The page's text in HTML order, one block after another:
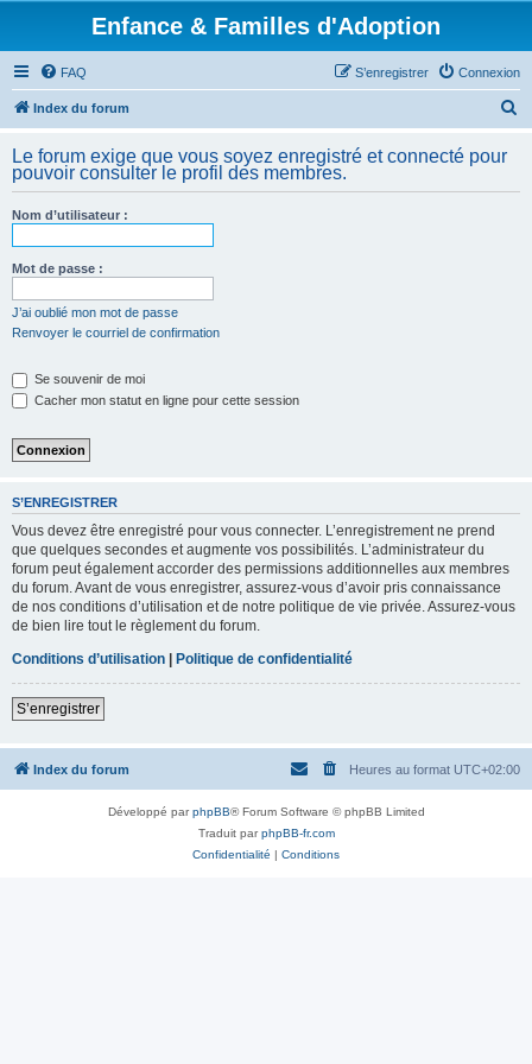
Enfance & Familles d'Adoption
FAQ Connexion
S’enregistrer
Index du forum
h
Le forum exige que vous soyez enregistré et connecté pour
pouvoir consulter le profil des membres.
Nom d’utilisateur :
Mot de passe :
J’ai oublié mon mot de passe
Renvoyer le courriel de confirmation
Se souvenir de moi
Cacher mon statut en ligne pour cette session
S’ENREGISTRER
Vous devez être enregistré pour vous connecter. L’enregistrement ne prend
que quelques secondes et augmente vos possibilités. L’administrateur du
forum peut également accorder des permissions additionnelles aux membres
du forum. Avant de vous enregistrer, assurez-vous d’avoir pris connaissance
de nos conditions d’utilisation et de notre politique de vie privée. Assurez-vous
de bien lire tout le règlement du forum.
Conditions d’utilisation | Politique de confidentialité
S’enregistrer
Index du forum Heures au format UTC+02:00
Développé parphpBB® Forum Software © phpBB Limited
Traduit parphpBB-fr.com
Confidentialité | Conditions